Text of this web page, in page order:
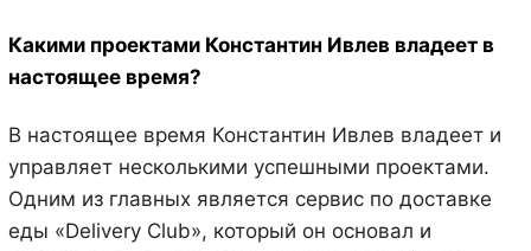
Какими проектами Константин Ивлев владеет в
настоящее время?
В настоящее время Константин Ивлев владеет и
управляет несколькими успешными проектами.
Одним из главных является сервис по доставке
еды «Delivery Club», который он основал и